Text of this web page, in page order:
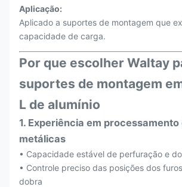
Aplicação:
Aplicado a suportes de montagem que
capacidade de carga.
Por que escolher Waltay
suportes de montagem
L de alumínio
1. Experiência em
metálicas
• Capacidade estável de perfuração e
• Controle preciso das posições dos
dobra